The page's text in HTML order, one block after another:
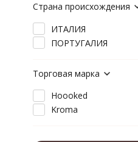
Страна происхождения
ИТАЛИЯ
ПОРТУГАЛИЯ
Торговая марка
Hoooked
Kroma